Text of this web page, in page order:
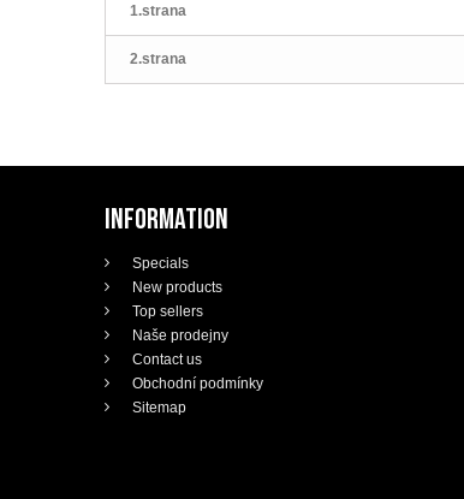
1.strana
2.strana
INFORMATION
Specials
New products
Top sellers
Naše prodejny
Contact us
Obchodní podmínky
Sitemap